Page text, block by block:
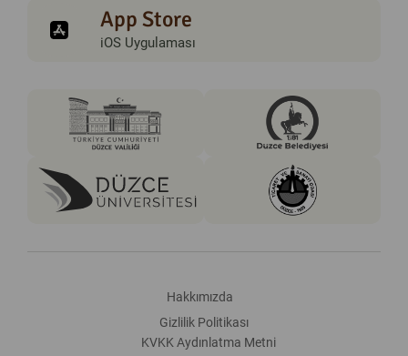
App Store
iOS Uygulaması
Hakkımızda
Gizlilik Politikası
KVKK Aydınlatma Metni